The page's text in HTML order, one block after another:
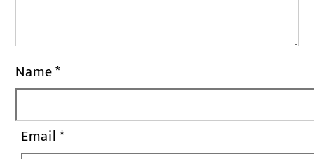
Name*
Email*